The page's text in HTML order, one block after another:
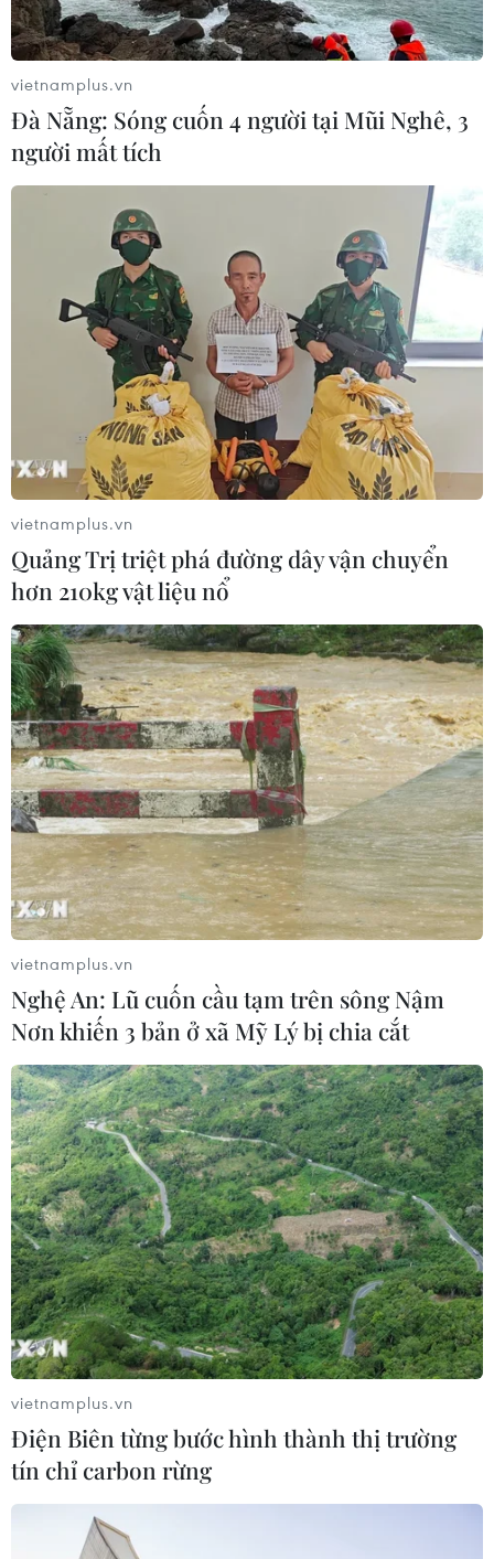
vietnamplus.vn
Đà Nẵng: Sóng cuốn 4 người tại Mũi Nghê, 3
người mất tích
vietnamplus.vn
Quảng Trị triệt phá đường dây vận chuyển
hơn 210kg vật liệu nổ
vietnamplus.vn
Nghệ An: Lũ cuốn cầu tạm trên sông Nậm
Nơn khiến 3 bản ở xã Mỹ Lý bị chia cắt
vietnamplus.vn
Điện Biên từng bước hình thành thị trường
tín chỉ carbon rừng